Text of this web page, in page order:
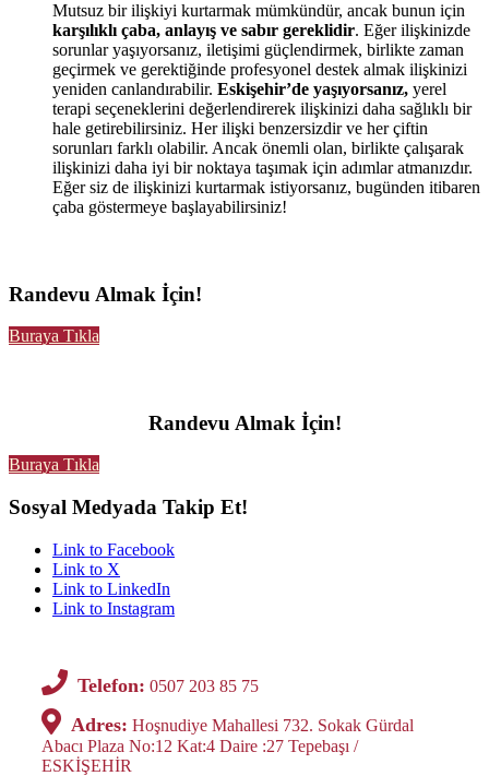
Mutsuz bir ilişkiyi kurtarmak mümkündür, ancak bunun için
karşılıklı çaba, anlayış ve sabır gereklidir. Eğer ilişkinizde
sorunlar yaşıyorsanız, iletişimi güçlendirmek, birlikte zaman
geçirmek ve gerektiğinde profesyonel destek almak ilişkinizi
yeniden canlandırabilir. Eskişehir’de yaşıyorsanız, yerel
terapi seçeneklerini değerlendirerek ilişkinizi daha sağlıklı bir
hale getirebilirsiniz. Her ilişki benzersizdir ve her çiftin
sorunları farklı olabilir. Ancak önemli olan, birlikte çalışarak
ilişkinizi daha iyi bir noktaya taşımak için adımlar atmanızdır.
Eğer siz de ilişkinizi kurtarmak istiyorsanız, bugünden itibaren
çaba göstermeye başlayabilirsiniz!
Randevu Almak İçin!
Buraya Tıkla
Randevu Almak İçin!
Buraya Tıkla
Sosyal Medyada Takip Et!
Link to Facebook
Link to X
Link to LinkedIn
Link to Instagram
Telefon: 0507 203 85 75
Adres: Hoşnudiye Mahallesi 732. Sokak Gürdal
Abacı Plaza No:12 Kat:4 Daire :27 Tepebaşı /
ESKİŞEHİR